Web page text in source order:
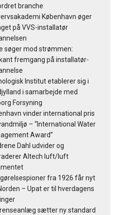
branche
København øger
på VVS-installatør
søger mod strømmen:
fremgang på installatør-
Institut etablerer sig i
i samarbejde med
Forsyning
vinder international pris
– “International Water
Award”
Dahl udvider og
Altech luft/luft
fra 1926 får nyt
– Upat er til hverdagens
sætter ny standard